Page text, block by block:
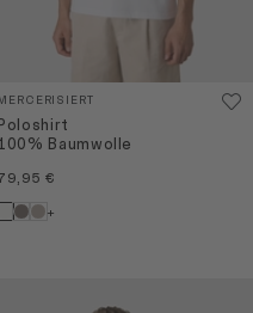
Baumwolle
€
+